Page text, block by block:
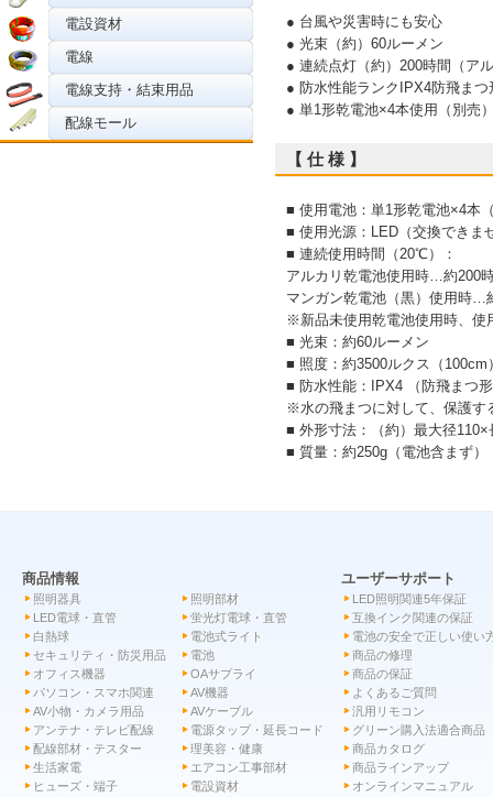
電設資材
電線
電線支持・結束用品
配線モール
● 台風や災害時にも安心
● 光束（約）60ルーメン
● 連続点灯（約）200時間（ア
● 防水性能ランクIPX4防飛まつ
● 単1形乾電池×4本使用（別売
【 仕 様 】
■ 使用電池：単1形乾電池×4本
■ 使用光源：LED（交換できま
■ 連続使用時間（20℃）：
アルカリ乾電池使用時…約200
マンガン乾電池（黒）使用時…
※新品未使用乾電池使用時、使
■ 光束：約60ルーメン
■ 照度：約3500ルクス（100cm
■ 防水性能：IPX4 （防飛まつ
※水の飛まつに対して、保護す
■ 外形寸法：（約）最大径110×
■ 質量：約250g（電池含まず）
商品情報
照明器具
照明部材
LED電球・直管
蛍光灯電球・直管
白熱球
電池式ライト
セキュリティ・防災用品
電池
オフィス機器
OAサプライ
パソコン・スマホ関連
AV機器
AV小物・カメラ用品
AVケーブル
アンテナ・テレビ配線
電源タップ・延長コード
配線部材・テスター
理美容・健康
生活家電
エアコン工事部材
ヒューズ・端子
電設資材
ユーザーサポート
LED照明関連5年保証
互換インク関連の保証
電池の安全で正しい使い
商品の修理
商品の保証
よくあるご質問
汎用リモコン
グリーン購入法適合商品
商品カタログ
商品ラインアップ
オンラインマニュアル